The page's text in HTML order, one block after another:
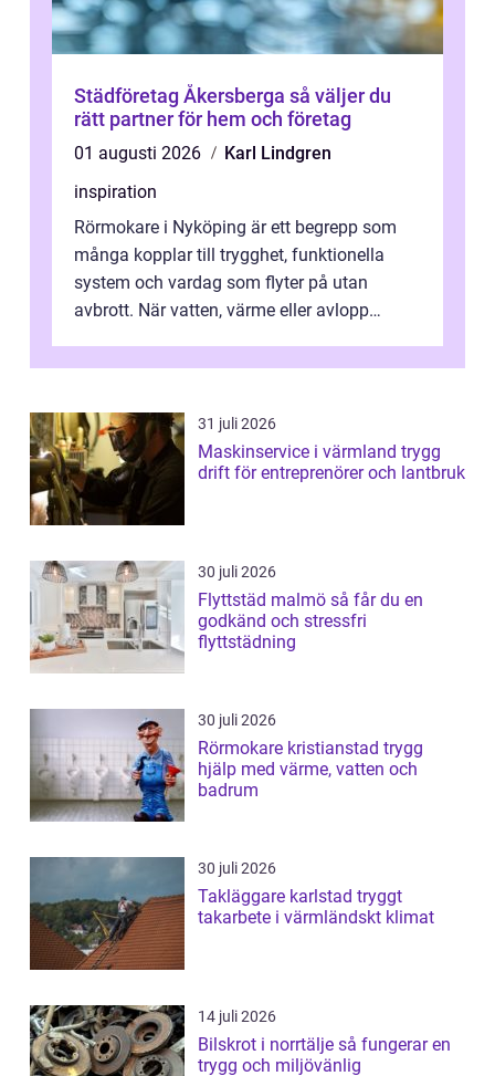
Städföretag Åkersberga så väljer du
rätt partner för hem och företag
01 augusti 2026
Karl Lindgren
inspiration
Rörmokare i Nyköping är ett begrepp som
många kopplar till trygghet, funktionella
system och vardag som flyter på utan
avbrott. När vatten, värme eller avlopp
31 juli 2026
Maskinservice i värmland trygg
drift för entreprenörer och lantbruk
30 juli 2026
Flyttstäd malmö så får du en
godkänd och stressfri
flyttstädning
30 juli 2026
Rörmokare kristianstad trygg
hjälp med värme, vatten och
badrum
30 juli 2026
Takläggare karlstad tryggt
takarbete i värmländskt klimat
14 juli 2026
Bilskrot i norrtälje så fungerar en
trygg och miljövänlig